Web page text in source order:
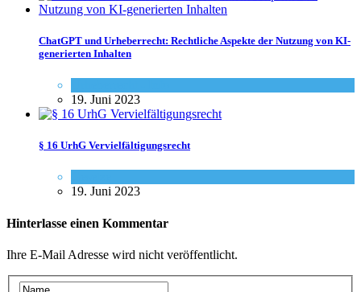
ChatGPT und Urheberrecht: Rechtliche Aspekte der Nutzung von KI-
generierten Inhalten
19. Juni 2023
§ 16 UrhG Vervielfältigungsrecht
19. Juni 2023
Hinterlasse einen Kommentar
Ihre E-Mail Adresse wird nicht veröffentlicht.